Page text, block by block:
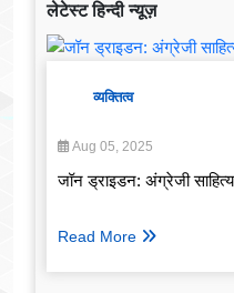
लेटेस्ट हिन्दी न्यूज़
व्यक्तित्व
Aug 05, 2025
जॉन ड्राइडन: अंग्रेजी
Read More